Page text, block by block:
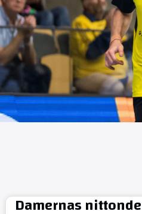
Damernas nittonde